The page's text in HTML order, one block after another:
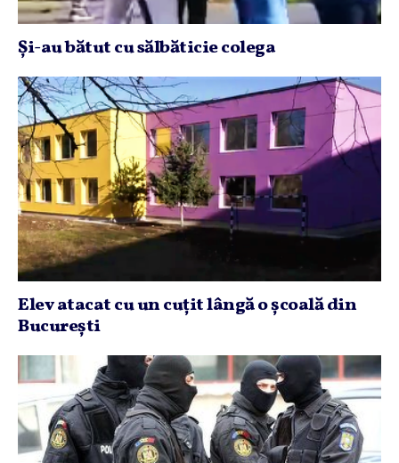
Şi-au bătut cu sălbăticie colega
Elev atacat cu un cuţit lângă o şcoală din
Bucureşti